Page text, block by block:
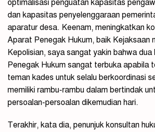
optimalisasi penguatan kapasitas
dan kapasitas penyelenggaraan
aparatur desa. Keenam, meningkatkan
Aparat Penegak Hukum, baik Kejaksaan
Kepolisian, saya sangat yakin bahwa dua
Penegak Hukum sangat terbuka apabila
teman kades untuk selalu berkoordinasi
memiliki rambu-rambu dalam bertindak
persoalan-persoalan dikemudian hari.
Terakhir, kata dia, penunjuk konsultan